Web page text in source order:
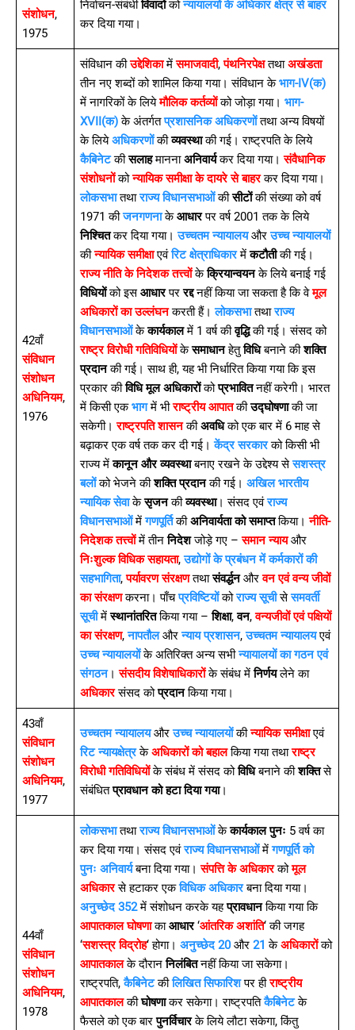
संशोधन,
1975
निर्वाचन-संबंधीविवादोंकोन्यायालयों के अधिकार क्षेत्र से बाहर
कर दिया गया।
42वाँ
संविधान
संशोधन
अधिनियम,
1976
संविधान कीउद्देशिकामेंसमाजवादी,पंथनिरपेक्षतथाअखंडता
तीन नए शब्दों को शामिल किया गया। संविधान केभाग-IV(क)
में नागरिकों के लियेमौलिक कर्तव्योंको जोड़ा गया।भाग-
XVII(क)के अंतर्गतप्रशासनिक अधिकरणोंतथा अन्य विषयों
के लियेअधिकरणोंकीव्यवस्थाकी गई। राष्ट्रपति के लिये
कैबिनेटकीसलाहमाननाअनिवार्यकर दिया गया।संवैधानिक
संशोधनोंकोन्यायिक समीक्षा के दायरे से बाहरकर दिया गया।
लोकसभातथाराज्य विधानसभाओंकीसीटोंकी संख्या को वर्ष
1971 कीजनगणनाकेआधारपर वर्ष 2001 तक के लिये
निश्चितकर दिया गया।उच्चतम न्यायालयऔरउच्च न्यायालयों
कीन्यायिक समीक्षाएवंरिट क्षेत्राधिकारमेंकटौतीकी गई।
राज्य नीति के निदेशक तत्त्वोंकेक्रियान्वयनके लिये बनाई गई
विधियोंको इसआधारपररद्दनहीं किया जा सकता है कि वेमूल
अधिकारों का उल्लंघनकरती हैं।लोकसभातथाराज्य
विधानसभाओंकेकार्यकालमें 1 वर्ष कीवृद्धिकी गई। संसद को
राष्ट्र विरोधी गतिविधियोंकेसमाधानहेतुविधिबनाने कीशक्ति
प्रदानकी गई। साथ ही, यह भी निर्धारित किया गया कि इस
प्रकार कीविधि मूल अधिकारोंकोप्रभावितनहीं करेगी। भारत
में किसी एकभागमें भीराष्ट्रीय आपातकीउद्घोषणाकी जा
सकेगी।राष्ट्रपति शासनकीअवधिको एक बार में 6 माह से
बढ़ाकर एक वर्ष तक कर दी गई।केंद्र सरकारको किसी भी
राज्य मेंकानून और व्यवस्थाबनाए रखने के उद्देश्य सेसशस्त्र
बलोंको भेजने कीशक्ति प्रदानकी गई।अखिल भारतीय
न्यायिक सेवाकेसृजनकीव्यवस्था। संसद एवंराज्य
विधानसभाओंमेंगणपूर्तिकीअनिवार्यता को समाप्तकिया।नीति-
निदेशक तत्त्वोंमें तीननिदेशजोड़े गए –समान न्यायऔर
निःशुल्क विधिक सहायता,उद्योगों के प्रबंधन में कर्मकारों की
सहभागिता,पर्यावरण संरक्षणतथासंवर्द्धनऔरवन एवं वन्य जीवों
का संरक्षणकरना। पाँचप्रविष्टियोंकोराज्य सूचीसेसमवर्ती
सूचीमेंस्थानांतरितकिया गया –शिक्षा,वन,वन्यजीवों एवं पक्षियों
का संरक्षण,नापतौलऔरन्याय प्रशासन,उच्चतम न्यायालयएवं
उच्च न्यायालयोंके अतिरिक्त अन्य सभीन्यायालयों का गठन एवं
संगठन।संसदीय विशेषाधिकारोंके संबंध मेंनिर्णयलेने का
अधिकारसंसद कोप्रदानकिया गया।
43वाँ
संविधान
संशोधन
अधिनियम,
1977
उच्चतम न्यायालयऔरउच्च न्यायालयोंकीन्यायिक समीक्षाएवं
रिट न्यायक्षेत्रकेअधिकारों को बहालकिया गया तथाराष्ट्र
विरोधी गतिविधियोंके संबंध में संसद कोविधिबनाने कीशक्तिसे
संबंधितप्रावधान को हटा दिया गया।
44वाँ
संविधान
संशोधन
अधिनियम,
1978
लोकसभातथाराज्य विधानसभाओंकेकार्यकाल पुनः 5 वर्ष का
कर दिया गया। संसद एवंराज्य विधानसभाओंमेंगणपूर्ति को
पुनः अनिवार्यबना दिया गया।संपत्ति के अधिकारकोमूल
अधिकारसे हटाकर एकविधिक अधिकारबना दिया गया।
अनुच्छेद 352में संशोधन करके यहप्रावधानकिया गया कि
आपातकाल घोषणाकाआधार‘आंतरिक अशांति‘ की जगह
‘सशस्त्र विद्रोह‘ होगा।अनुच्छेद 20और21 केअधिकारोंको
आपातकालके दौराननिलंबितनहीं किया जा सकेगा।
राष्ट्रपति,कैबिनेटकीलिखित सिफारिशपर हीराष्ट्रीय
आपातकालकीघोषणाकर सकेगा। राष्ट्रपतिकैबिनेटके
फैसले को एक बारपुनर्विचारके लिये लौटा सकेगा, किंतु